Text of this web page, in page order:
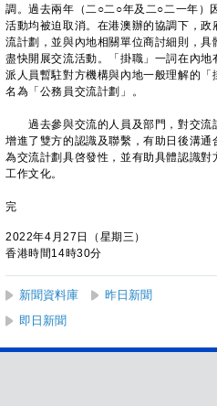
調。過去兩年（二○二○年及二○二一年）
活動均被迫取消。在港澳辦的協調下，
流計劃，並與內地相關單位商討細則，
盡快開展交流活動。「掛職」一詞在內
派人員暫駐對方機構與內地一般理解的
名為「公務員交流計劃」。
過去參與交流的人員及部門，對交流
增進了雙方的認識及聯繫，有助日後溝
為交流計劃具啓發性，並有助具體認識
工作文化。
完
2022年4月27日（星期三）
香港時間14時30分
新聞資料庫 昨日新聞
即日新聞